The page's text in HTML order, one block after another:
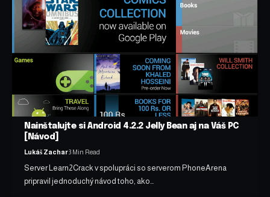
Nainštalujte si Android 4.2.2 Jelly Bean aj na Váš PC
[Návod]
Lukáš Zachar3 Min Read
Server Learn2Crack v spolupráci so serverom PhoneArena
pripravil jednoduchý návod toho, ako…